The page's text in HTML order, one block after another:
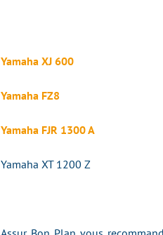
Yamaha XJ 600
Yamaha FZ8
Yamaha FJR 1300 A
Yamaha XT 1200 Z